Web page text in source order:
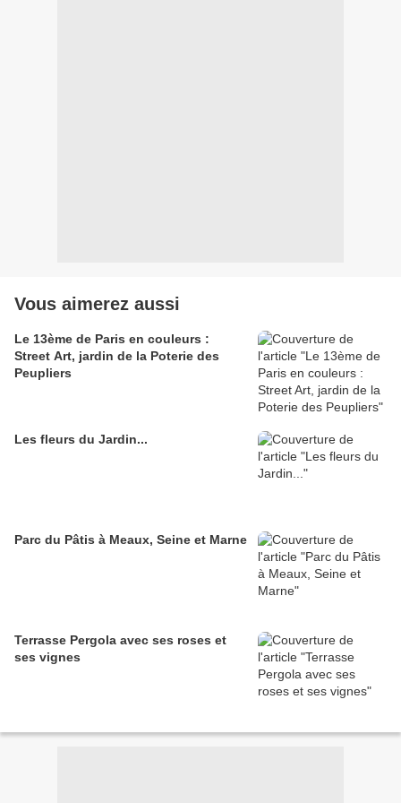
Vous aimerez aussi
Le 13ème de Paris en couleurs :
Street Art, jardin de la Poterie des
Peupliers
Les fleurs du Jardin...
Parc du Pâtis à Meaux, Seine et Marne
Terrasse Pergola avec ses roses et
ses vignes